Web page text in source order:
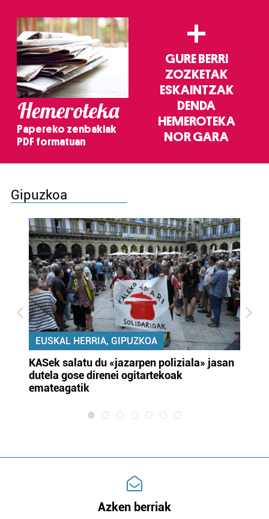
Hemeroteka
Papereko zenbakiak
PDF formatuan
+
GURE BERRI
ZOZKETAK
ESKAINTZAK
DENDA
HEMEROTEKA
NOR GARA
Gipuzkoa
EUSKAL HERRIA, GIPUZKOA
KASek salatu du «jazarpen poliziala» jasan
dutela gose direnei ogitartekoak
emateagatik
Azken berriak